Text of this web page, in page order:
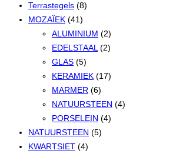
Terrastegels (8)
MOZAÏEK (41)
ALUMINIUM (2)
EDELSTAAL (2)
GLAS (5)
KERAMIEK (17)
MARMER (6)
NATUURSTEEN (4)
PORSELEIN (4)
NATUURSTEEN (5)
KWARTSIET (4)